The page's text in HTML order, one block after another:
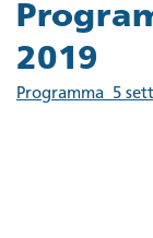
2019
Programma_5